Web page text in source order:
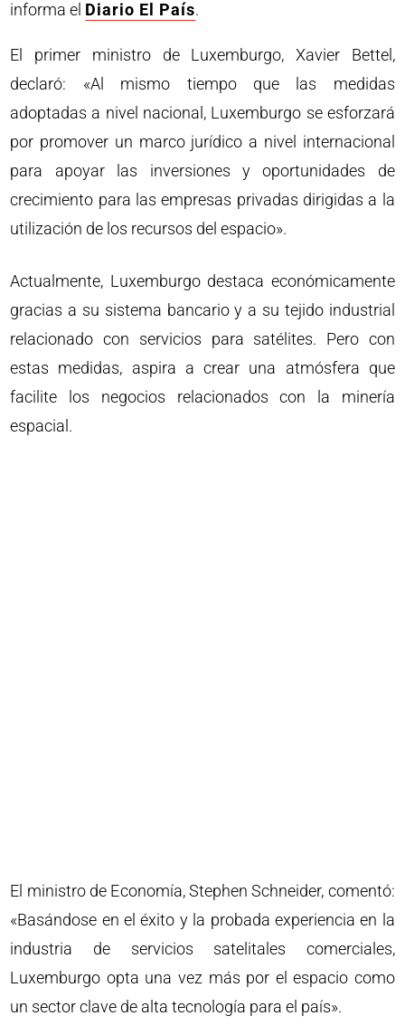
informa el Diario El País.
El primer ministro de Luxemburgo, Xavier Bettel,
declaró: «Al mismo tiempo que las medidas
adoptadas a nivel nacional, Luxemburgo se esforzará
por promover un marco jurídico a nivel internacional
para apoyar las inversiones y oportunidades de
crecimiento para las empresas privadas dirigidas a la
utilización de los recursos del espacio».
Actualmente, Luxemburgo destaca económicamente
gracias a su sistema bancario y a su tejido industrial
relacionado con servicios para satélites. Pero con
estas medidas, aspira a crear una atmósfera que
facilite los negocios relacionados con la minería
espacial.
El ministro de Economía, Stephen Schneider, comentó:
«Basándose en el éxito y la probada experiencia en la
industria de servicios satelitales comerciales,
Luxemburgo opta una vez más por el espacio como
un sector clave de alta tecnología para el país».